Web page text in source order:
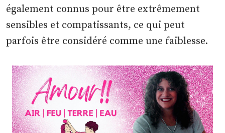
également connus pour être extrêmement
sensibles et compatissants, ce qui peut
parfois être considéré comme une faiblesse.